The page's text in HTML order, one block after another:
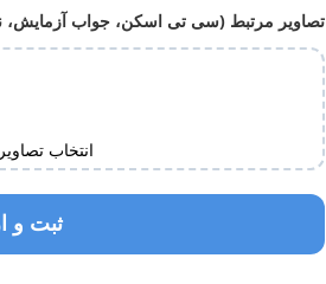
تصاویر مرتبط (سی تی اسکن، جواب
انتخاب
ثبت و